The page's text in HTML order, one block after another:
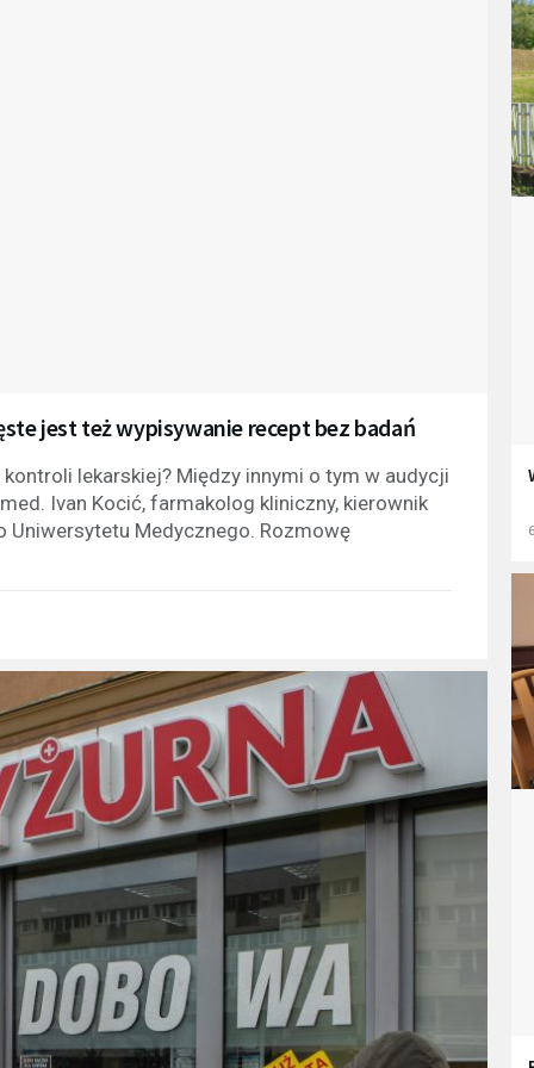
jest też wypisywanie recept bez badań
lekarskiej? Między innymi o tym w audycji
Ivan Kocić, farmakolog kliniczny, kierownik
Uniwersytetu Medycznego. Rozmowę